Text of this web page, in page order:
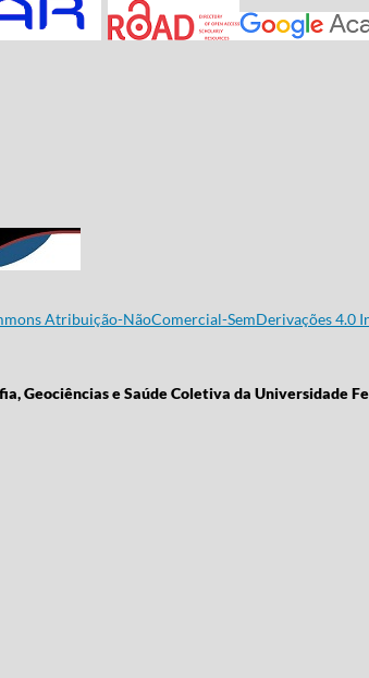
Atribuição-NãoComercial-SemDerivações 4.0
Geociências e Saúde Coletiva da Universidade